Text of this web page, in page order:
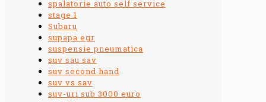
spalatorie auto self service
stage 1
Subaru
supapa egr
suspensie pneumatica
suv sau sav
suv second hand
suv vs sav
suv-uri sub 3000 euro